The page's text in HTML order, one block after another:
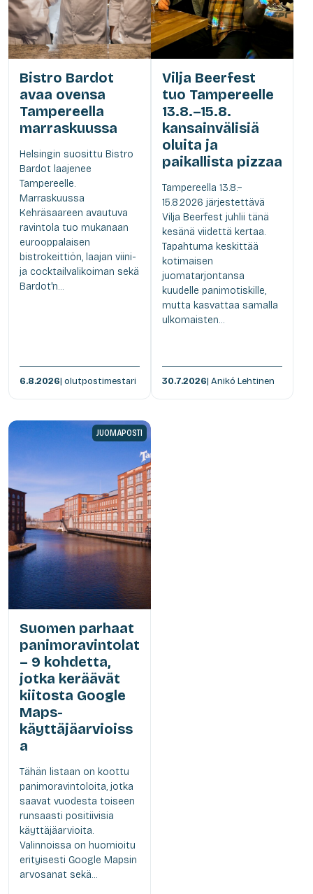
Bistro Bardot
avaa ovensa
Tampereella
marraskuussa
Helsingin suosittu Bistro
Bardot laajenee
Tampereelle.
Marraskuussa
Kehräsaareen avautuva
ravintola tuo mukanaan
eurooppalaisen
bistrokeittiön, laajan viini-
ja cocktailvalikoiman sekä
Bardot'n...
6.8.2026| olutpostimestari
Vilja Beerfest
tuo Tampereelle
13.8.–15.8.
kansainvälisiä
oluita ja
paikallista pizzaa
Tampereella 13.8.–
15.8.2026 järjestettävä
Vilja Beerfest juhlii tänä
kesänä viidettä kertaa.
Tapahtuma keskittää
kotimaisen
juomatarjontansa
kuudelle panimotiskille,
mutta kasvattaa samalla
ulkomaisten...
30.7.2026| Anikó Lehtinen
JUOMAPOSTI
Suomen parhaat
panimoravintolat
– 9 kohdetta,
jotka keräävät
kiitosta Google
Maps-
käyttäjäarvioiss
a
Tähän listaan on koottu
panimoravintoloita, jotka
saavat vuodesta toiseen
runsaasti positiivisia
käyttäjäarvioita.
Valinnoissa on huomioitu
erityisesti Google Mapsin
arvosanat sekä...